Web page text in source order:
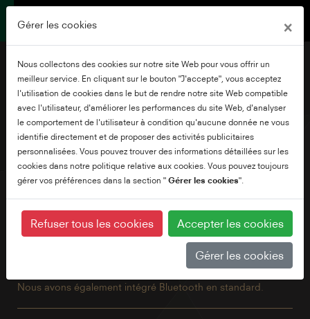
32" Télévision Android
Full HD
Explorez des milliers de films, d'émissions, de jeux et
obtenez des réponses à vos questions sur grand écran avec
Android TV et Google Voice Assistant. De plus, avec
Chromecast intégré, il vous suffit de diffuser des films, des
émissions et des photos à partir de tous les appareils de
votre famille. Doté d'une résolution Full HD pour une clarté
d'image améliorée et une superbe qualité de streaming.
Nous avons également intégré Bluetooth en standard.
Gérer les cookies ×
Nous collectons des cookies sur notre site Web pour vous offrir un
meilleur service. En cliquant sur le bouton "J'accepte", vous acceptez
l'utilisation de cookies dans le but de rendre notre site Web compatible
avec l'utilisateur, d'améliorer les performances du site Web, d'analyser
le comportement de l'utilisateur à condition qu'aucune donnée ne vous
identifie directement et de proposer des activités publicitaires
personnalisées. Vous pouvez trouver des informations détaillées sur les
cookies dans notre politique relative aux cookies. Vous pouvez toujours
gérer vos préférences dans la section " Gérer les cookies".
Refuser tous les cookies Accepter les cookies
Gérer les cookies